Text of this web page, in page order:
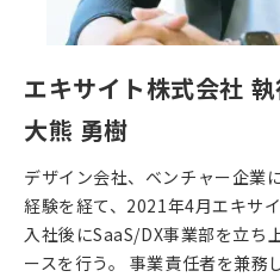
エキサイト株式会社
大熊 勇樹
デザイン会社、ベンチャー企業
経験を経て、2021年4月エキサ
入社後にSaaS/DX事業部を立ち
ースを行う。 事業責任者を兼